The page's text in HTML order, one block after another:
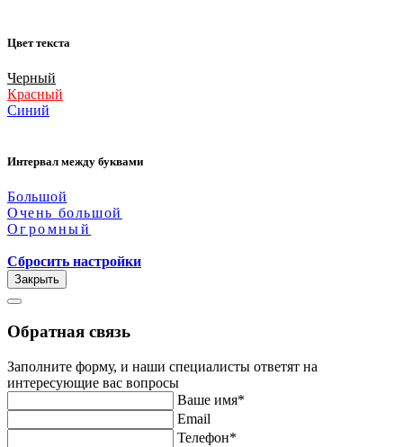
Цвет текста
Черный
Красный
Синий
Интервал между буквами
Большой
Очень большой
Огромный
Сбросить настройки
Закрыть
Обратная связь
Заполните форму, и наши специалисты ответят на
интересующие вас вопросы
Ваше имя*
Email
Телефон*